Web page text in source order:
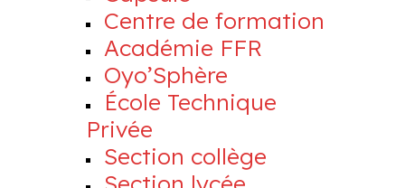
Centre de formation
Académie FFR
Oyo’Sphère
École Technique
Privée
Section collège